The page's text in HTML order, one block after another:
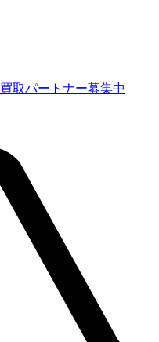
買取パートナー募集中